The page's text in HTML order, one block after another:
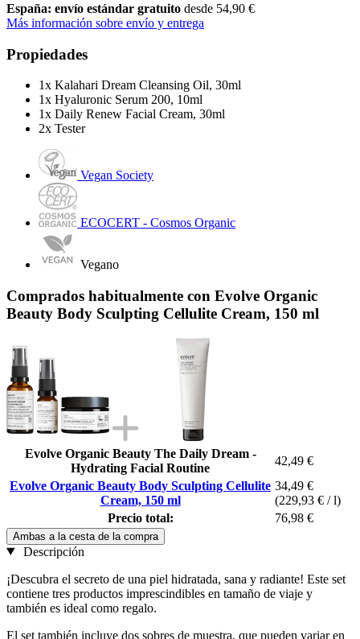
España: envío estándar gratuito desde 54,90 €
Más información sobre envío y entrega
Propiedades
1x Kalahari Dream Cleansing Oil, 30ml
1x Hyaluronic Serum 200, 10ml
1x Daily Renew Facial Cream, 30ml
2x Tester
Vegan Society
ECOCERT - Cosmos Organic
Vegano
Comprados habitualmente con Evolve Organic
Beauty Body Sculpting Cellulite Cream, 150 ml
Evolve Organic Beauty The Daily Dream -
Hydrating Facial Routine
42,49 €
Evolve Organic Beauty Body Sculpting Cellulite
Cream, 150 ml
34,49 €
(229,93 € / l)
Precio total:
76,98 €
Ambas a la cesta de la compra
Descripción
¡Descubra el secreto de una piel hidratada, sana y radiante! Este set
contiene tres productos imprescindibles en tamaño de viaje y
también es ideal como regalo.
El set también incluye dos sobres de muestra, que pueden variar en